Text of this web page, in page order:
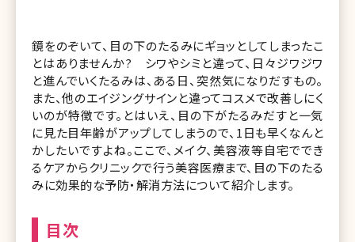
鏡をのぞいて、目の下のたるみにギョッとしてしまったこ
とはありませんか? シワやシミと違って、日々ジワジワ
と進んでいくたるみは、ある日、突然気になりだすもの。
また、他のエイジングサインと違ってコスメで改善しにく
いのが特徴です。とはいえ、目の下がたるみだすと一気
に見た目年齢がアップしてしまうので、1日も早くなんと
かしたいですよね。ここで、メイク、美容液等自宅ででき
るケアからクリニックで行う美容医療まで、目の下のたる
みに効果的な予防・解消方法について紹介します。
目次